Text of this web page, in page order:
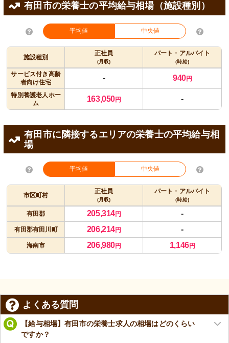
有田市の栄養士の平均給与相場（施設種別）
平均値 中央値
施設種別
正社員
(月収)
パート・アルバイト
(時給)
サービス付き高齢
者向け住宅
- 940円
特別養護老人ホー
ム
163,050円 -
有田市に隣接するエリアの栄養士の平均給与相
場
平均値 中央値
市区町村
正社員
(月収)
パート・アルバイト
(時給)
有田郡 205,314円 -
有田郡有田川町 206,214円 -
海南市 206,980円 1,146円
よくある質問
【給与相場】有田市の栄養士求人の相場はどのくらい
ですか？